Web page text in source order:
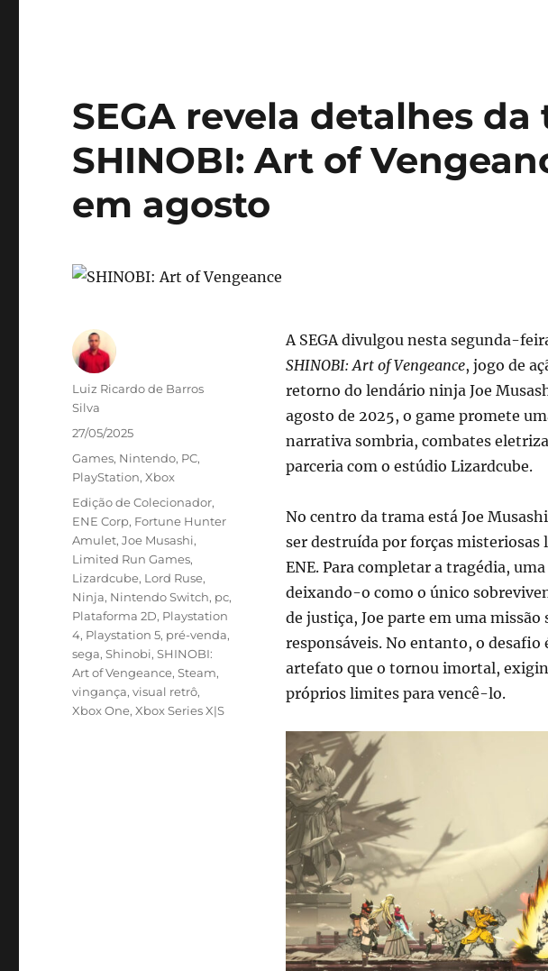
SEGA revela detalhes da
SHINOBI: Art of
em agosto
A SEGA divulgou nesta segunda-
SHINOBI: Art of Vengeance, jogo de
retorno do lendário ninja Joe
agosto de 2025, o game promete
narrativa sombria, combates
parceria com o estúdio Lizardcube.
No centro da trama está Joe
ser destruída por forças misteriosas
ENE. Para completar a tragédia,
deixando-o como o único
de justiça, Joe parte em uma
responsáveis. No entanto, o desafio
artefato que o tornou imortal,
próprios limites para vencê-lo.
Autor
Luiz Ricardo de Barros
Silva
Publicado
27/05/2025
Categorias
Games, Nintendo, PC,
PlayStation,Xbox
Tags
Edição de Colecionador,
ENE Corp, Fortune Hunter
Amulet,Joe Musashi,
Limited Run Games,
Lizardcube, Lord Ruse,
Ninja, Nintendo Switch, pc,
Plataforma 2D, Playstation
4, Playstation 5, pré-venda,
sega,Shinobi,SHINOBI:
Art of Vengeance,Steam,
vingança,visual retrô,
Xbox One,Xbox Series X|S